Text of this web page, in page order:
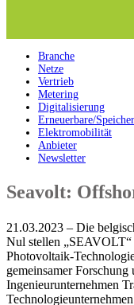
Branche
Netze
Vertrieb
Metering
Digitalisierung
Erneuerbare/Speicher
Elektromobilität
Anbieter
Newsletter
Seavolt:
21.03.2023 – Die
Nul stellen „SEAVOLT“
Photovoltaik-
gemeinsamer
Ingenieurunternehmen